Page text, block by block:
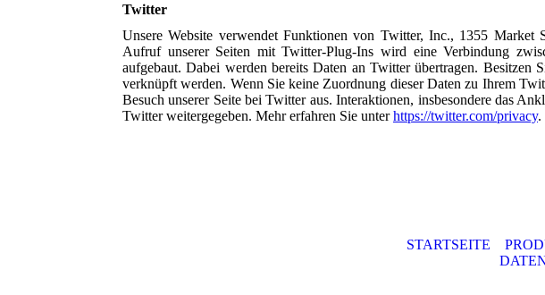
Twitter
Unsere Website verwendet Funktionen von Twitter, Inc., 1355
Aufruf unserer Seiten mit Twitter-Plug-Ins wird eine Verbindung
aufgebaut. Dabei werden bereits Daten an Twitter übertragen. Besitzen
verknüpft werden. Wenn Sie keine Zuordnung dieser Daten zu Ihrem
Besuch unserer Seite bei Twitter aus. Interaktionen, insbesondere das
Twitter weitergegeben. Mehr erfahren Sie unterhttps://twitter.com/privacy.
STARTSEITE